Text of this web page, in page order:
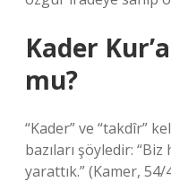
Kader
mu?
“Kader” ve “takdîr”
bazıları şöyledir:
yarattık.” (Kamer,